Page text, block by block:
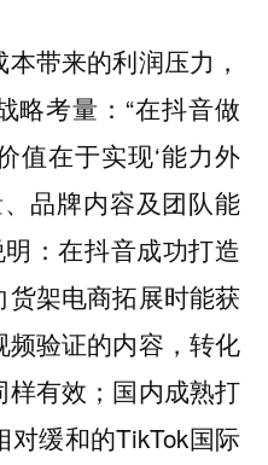
带来的利润压力，
略考量：“在抖音做
值在于实现‘能力外
品牌内容及团队能
：在抖音成功打造
架电商拓展时能获
验证的内容，转化
有效；国内成熟打
缓和的TikTok国际